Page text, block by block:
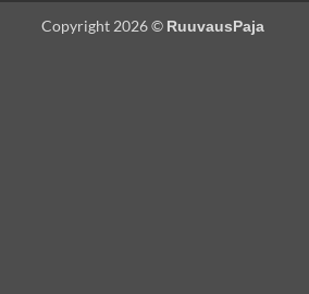
Copyright 2026 © RuuvausPaja